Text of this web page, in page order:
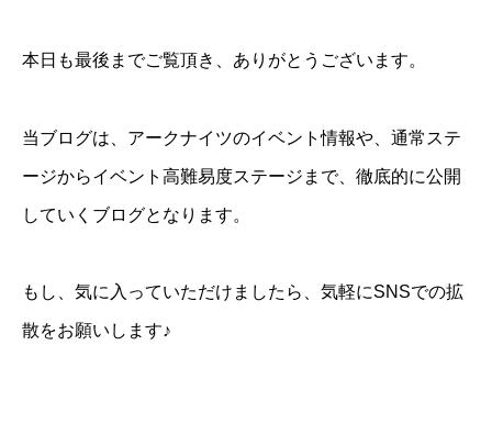
本日も最後までご覧頂き、ありがとうございます。
当ブログは、アークナイツのイベント情報や、通常ステ
ージからイベント高難易度ステージまで、徹底的に公開
していくブログとなります。
もし、気に入っていただけましたら、気軽にSNSでの拡
散をお願いします♪